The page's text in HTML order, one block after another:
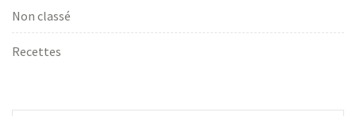
Non classé
Recettes